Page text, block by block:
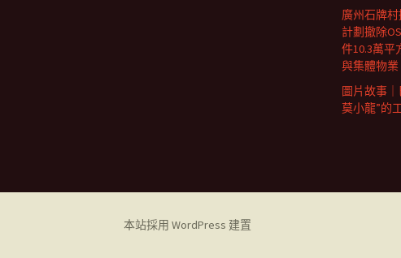
廣州石牌
計劃撤除
件10.3萬平
與集體物業
圖片故事
莫小龍”的
本站採用 WordPress 建置